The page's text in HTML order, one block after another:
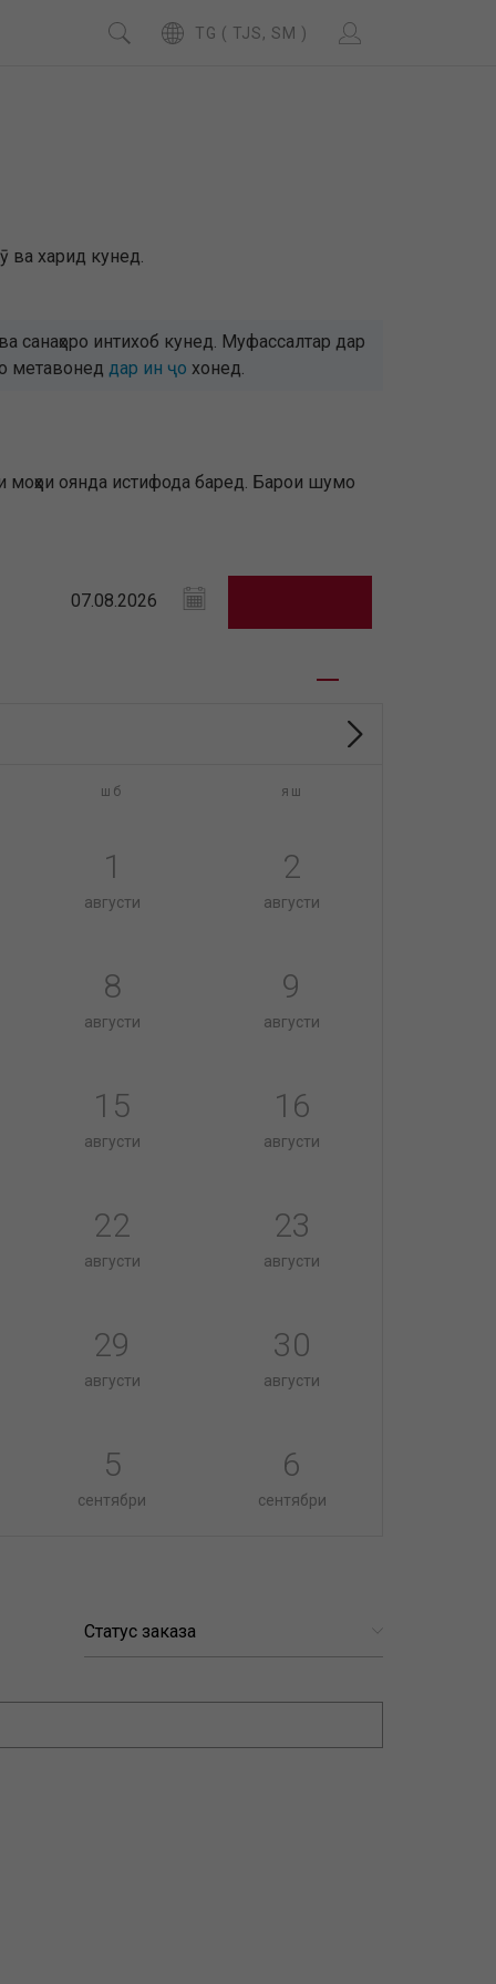
TG ( TJS, SM )
ва харид кунед.
интихоб кунед. Муфассалтар дар
метавонед дар ин ҷо хонед.
оянда истифода баред. Барои шумо
шб яш
1
августи
2
августи
8
августи
9
августи
15
августи
16
августи
22
августи
23
августи
29
августи
30
августи
5
сентябри
6
сентябри